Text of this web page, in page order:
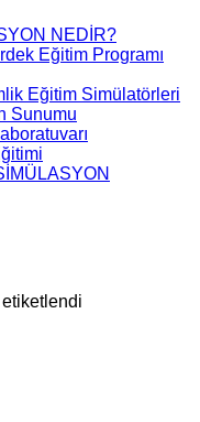
NEDİR?
Eğitim Programı
Eğitim Simülatörleri
Sunumu